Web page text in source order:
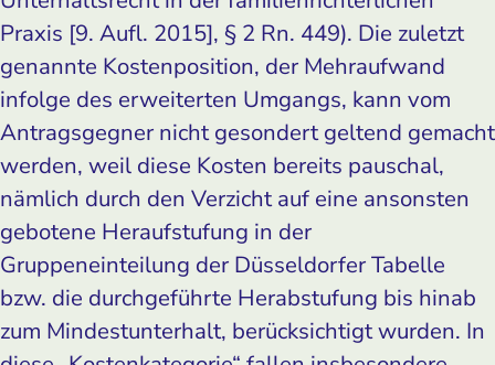
Praxis [9. Aufl. 2015], § 2 Rn. 449). Die zuletzt
genannte Kostenposition, der Mehraufwand
infolge des erweiterten Umgangs, kann vom
Antragsgegner nicht gesondert geltend gemacht
werden, weil diese Kosten bereits pauschal,
nämlich durch den Verzicht auf eine ansonsten
gebotene Heraufstufung in der
Gruppeneinteilung der Düsseldorfer Tabelle
bzw. die durchgeführte Herabstufung bis hinab
zum Mindestunterhalt, berücksichtigt wurden. In